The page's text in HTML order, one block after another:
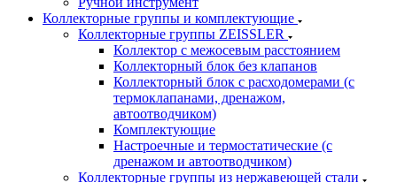
Коллекторные группы и комплектующие
Коллекторные группы ZEISSLER
Коллектор с межосевым расстоянием
Коллекторный блок без клапанов
Коллекторный блок с расходомерами (с
термоклапанами, дренажом,
автоотводчиком)
Комплектующие
Настроечные и термостатические (с
дренажом и автоотводчиком)
Коллекторные группы из нержавеющей стали